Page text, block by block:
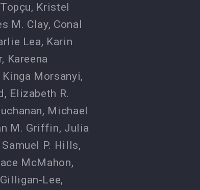
, Kristel
M. Clay, Conal
Lea, Karin
, Kareena
Kinga Morsanyi,
, Elizabeth R.
, Michael
M. Griffin, Julia
Samuel P. Hills,
McMahon,
Lee,